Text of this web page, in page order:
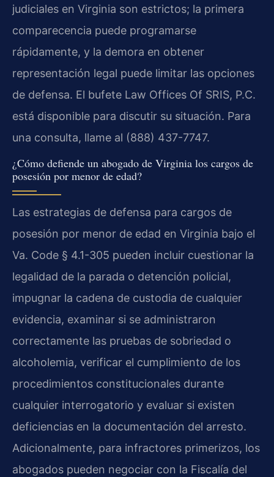
judiciales en Virginia son estrictos; la primera
comparecencia puede programarse
rápidamente, y la demora en obtener
representación legal puede limitar las opciones
de defensa. El bufete Law Offices Of SRIS, P.C.
está disponible para discutir su situación. Para
una consulta, llame al (888) 437-7747.
¿Cómo defiende un abogado de Virginia los cargos de
posesión por menor de edad?
Las estrategias de defensa para cargos de
posesión por menor de edad en Virginia bajo el
Va. Code § 4.1-305 pueden incluir cuestionar la
legalidad de la parada o detención policial,
impugnar la cadena de custodia de cualquier
evidencia, examinar si se administraron
correctamente las pruebas de sobriedad o
alcoholemia, verificar el cumplimiento de los
procedimientos constitucionales durante
cualquier interrogatorio y evaluar si existen
deficiencias en la documentación del arresto.
Adicionalmente, para infractores primerizos, los
abogados pueden negociar con la Fiscalía del